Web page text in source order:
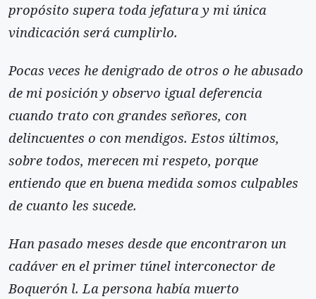
propósito supera toda jefatura y mi única
vindicación será cumplirlo.
Pocas veces he denigrado de otros o he abusado
de mi posición y observo igual deferencia
cuando trato con grandes señores, con
delincuentes o con mendigos. Estos últimos,
sobre todos, merecen mi respeto, porque
entiendo que en buena medida somos culpables
de cuanto les sucede.
Han pasado meses desde que encontraron un
cadáver en el primer túnel interconector de
Boquerón l. La persona había muerto